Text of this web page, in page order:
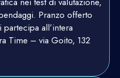
Pranzo offerto
all’intera
Time – via Goito, 132